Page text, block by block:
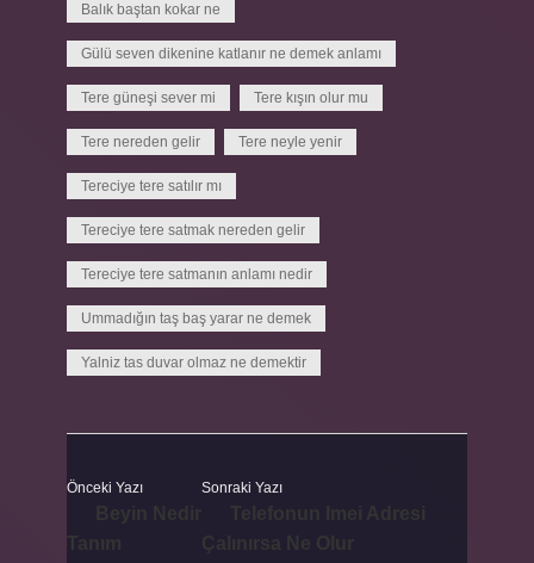
Balık baştan kokar ne
Gülü seven dikenine katlanır ne demek anlamı
Tere güneşi sever mi Tere kışın olur mu
Tere nereden gelir Tere neyle yenir
Tereciye tere satılır mı
Tereciye tere satmak nereden gelir
Tereciye tere satmanın anlamı nedir
Ummadığın taş baş yarar ne demek
Yalniz tas duvar olmaz ne demektir
Önceki Yazı Sonraki Yazı